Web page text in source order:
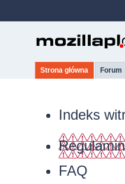
Strona główna Forum
Indeks
Regulamin
FAQ